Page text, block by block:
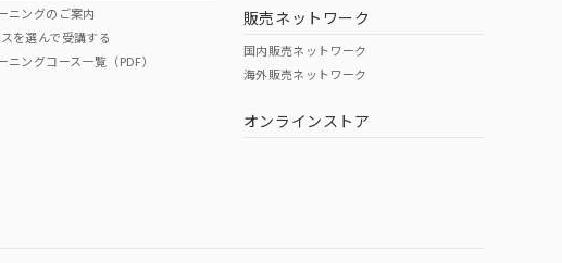
ニングのご案内
を選んで受講する
ニングコース一覧（PDF）
販売ネットワーク
国内販売ネットワーク
海外販売ネットワーク
オンラインストア